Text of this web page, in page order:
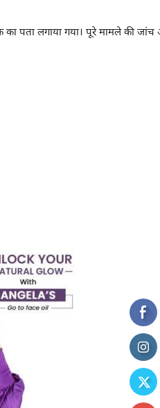
पता लगाया गया। पूरे मामले की